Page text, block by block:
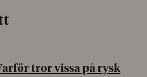
tror vissa på rysk